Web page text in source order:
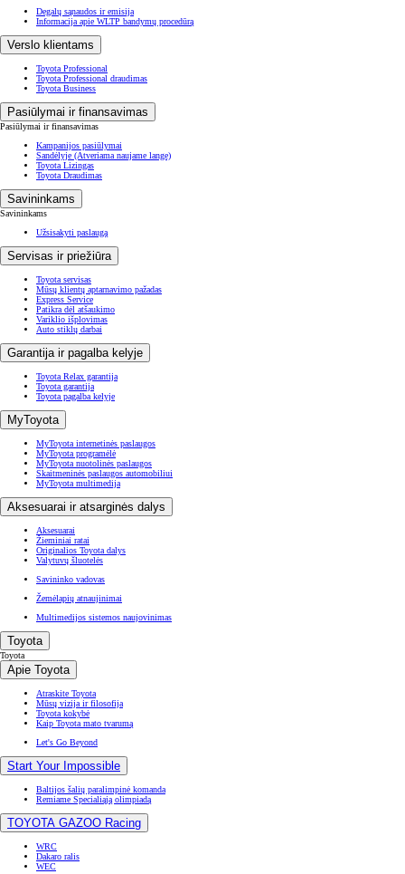
Degalų sąnaudos ir emisija
Informacija apie WLTP bandymų procedūrą
Verslo klientams
Toyota Professional
Toyota Professional draudimas
Toyota Business
Pasiūlymai ir finansavimas
Pasiūlymai ir finansavimas
Kampanijos pasiūlymai
Sandėlyje (Atveriama naujame lange)
Toyota Lizingas
Toyota Draudimas
Savininkams
Savininkams
Užsisakyti paslaugą
Servisas ir priežiūra
Toyota servisas
Mūsų klientų aptarnavimo pažadas
Express Service
Patikra dėl atšaukimo
Variklio išplovimas
Auto stiklų darbai
Garantija ir pagalba kelyje
Toyota Relax garantija
Toyota garantija
Toyota pagalba kelyje
MyToyota
MyToyota internetinės paslaugos
MyToyota programėlė
MyToyota nuotolinės paslaugos
Skaitmeninės paslaugos automobiliui
MyToyota multimedija
Aksesuarai ir atsarginės dalys
Aksesuarai
Žieminiai ratai
Originalios Toyota dalys
Valytuvų šluotelės
Savininko vadovas
Žemėlapių atnaujinimai
Multimedijos sistemos naujovinimas
Toyota
Toyota
Apie Toyota
Atraskite Toyota
Mūsų vizija ir filosofija
Toyota kokybė
Kaip Toyota mato tvarumą
Let's Go Beyond
Start Your Impossible
Baltijos šalių paralimpinė komanda
Remiame Specialiąją olimpiadą
TOYOTA GAZOO Racing
WRC
Dakaro ralis
WEC